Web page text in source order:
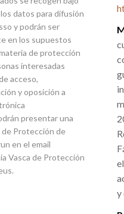
y
datos para difusión
y podrán ser
en los supuestos
de protección
interesadas
acceso,
y oposición a
presentar una
de Protección de
en el email
Vasca de Protección